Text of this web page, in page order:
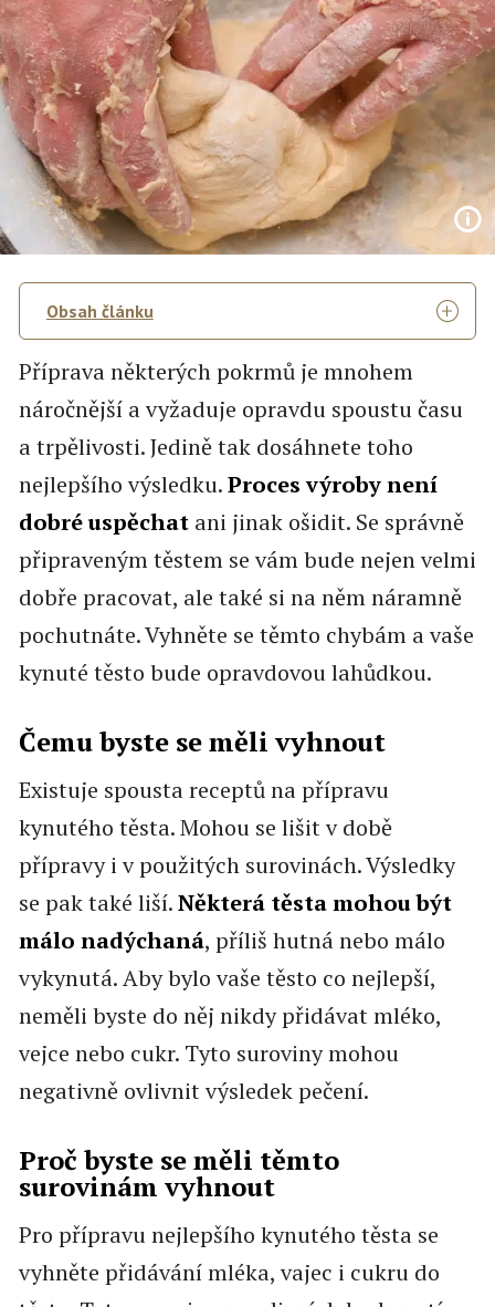
Obsah článku
Příprava některých pokrmů je mnohem
náročnější a vyžaduje opravdu spoustu času
a trpělivosti. Jedině tak dosáhnete toho
nejlepšího výsledku.Proces výroby není
dobré uspěchatani jinak ošidit. Se správně
připraveným těstem se vám bude nejen velmi
dobře pracovat, ale také si na něm náramně
pochutnáte. Vyhněte se těmto chybám a vaše
kynuté těsto bude opravdovou lahůdkou.
Čemu byste se měli vyhnout
Existuje spousta receptů na přípravu
kynutého těsta. Mohou se lišit v době
přípravy i v použitých surovinách. Výsledky
se pak také liší.Některá těsta mohou být
málo nadýchaná, příliš hutná nebo málo
vykynutá. Aby bylo vaše těsto co nejlepší,
neměli byste do něj nikdy přidávat mléko,
vejce nebo cukr. Tyto suroviny mohou
negativně ovlivnit výsledek pečení.
Proč byste se měli těmto
surovinám vyhnout
Pro přípravu nejlepšího kynutého těsta se
vyhněte přidávání mléka, vajec i cukru do